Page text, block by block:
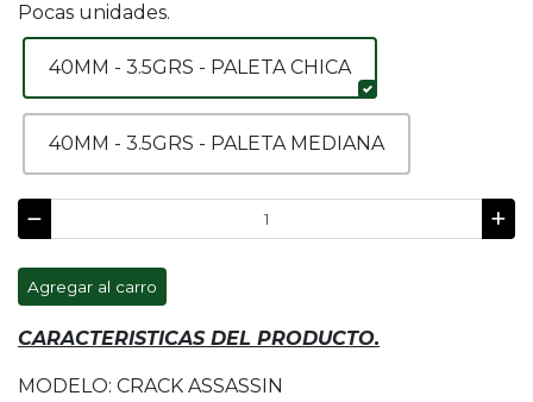
Pocas unidades.
40MM - 3.5GRS - PALETA CHICA
40MM - 3.5GRS - PALETA MEDIANA
Agregar al carro
CARACTERISTICAS DEL PRODUCTO.
MODELO: CRACK ASSASSIN